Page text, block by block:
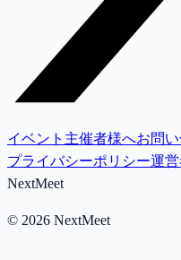
イベント主催者様へお問
プライバシーポリシー運
NextMeet
© 2026 NextMeet